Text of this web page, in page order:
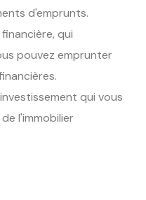
d'emprunts.
qui
pouvez emprunter
qui vous
l'immobilier